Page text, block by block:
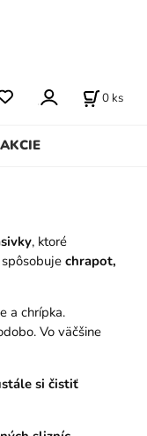
AKCIE
0 ks
, ktoré
chrapot,
a chrípka.
Vo väčšine
si čistiť